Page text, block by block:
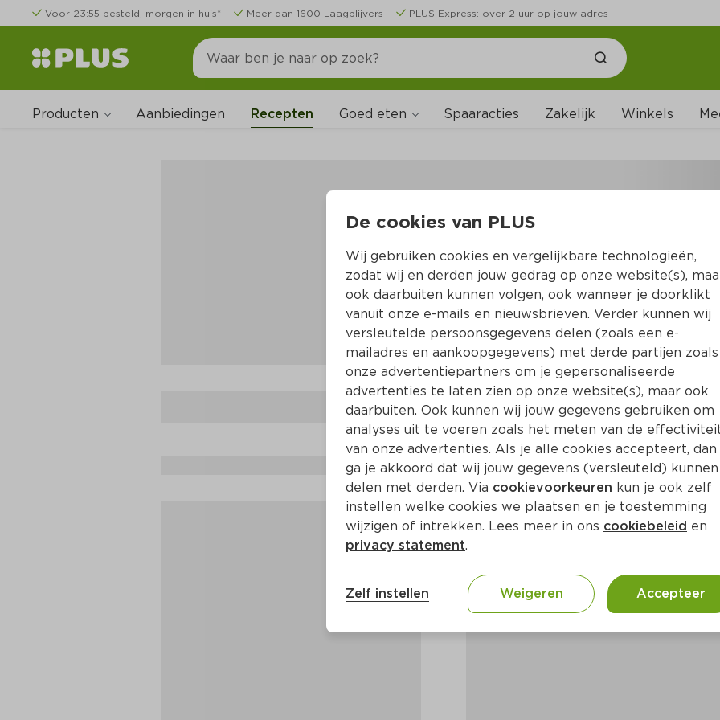
Voor 23:55 besteld, morgen in huis* Meer dan 1600 Laagblijvers PLUS Express: over 2 uur op jouw adres
Producten Aanbiedingen Recepten Goed eten Spaaracties Zakelijk Winkels
De cookies van PLUS
Wij gebruiken cookies en vergelijkbare technologieën,
zodat wij en derden jouw gedrag op onze website(s),
ook daarbuiten kunnen volgen, ook wanneer je doorklikt
vanuit onze e-mails en nieuwsbrieven. Verder kunnen wij
versleutelde persoonsgegevens delen (zoals een e-
mailadres en aankoopgegevens) met derde partijen zoals
onze advertentiepartners om je gepersonaliseerde
advertenties te laten zien op onze website(s), maar ook
daarbuiten. Ook kunnen wij jouw gegevens gebruiken om
analyses uit te voeren zoals het meten van de
van onze advertenties. Als je alle cookies accepteert, dan
ga je akkoord dat wij jouw gegevens (versleuteld) kunnen
delen met derden. Via cookievoorkeuren kun je ook zelf
instellen welke cookies we plaatsen en je toestemming
wijzigen of intrekken. Lees meer in ons cookiebeleid en
privacy statement.
Zelf instellen Weigeren Accepteer